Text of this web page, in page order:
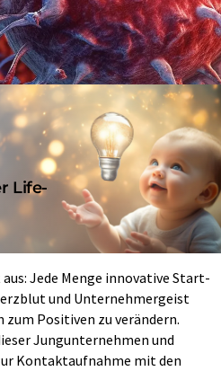
Life-
Jede Menge innovative Start-
und Unternehmergeist
zum Positiven zu verändern.
Jungunternehmen und
Kontaktaufnahme mit den